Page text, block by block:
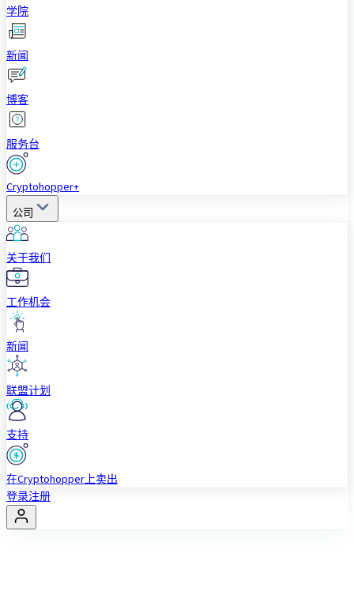
学院
新闻
博客
服务台
Cryptohopper+
公司
关于我们
工作机会
新闻
联盟计划
支持
在Cryptohopper上卖出
登录注册